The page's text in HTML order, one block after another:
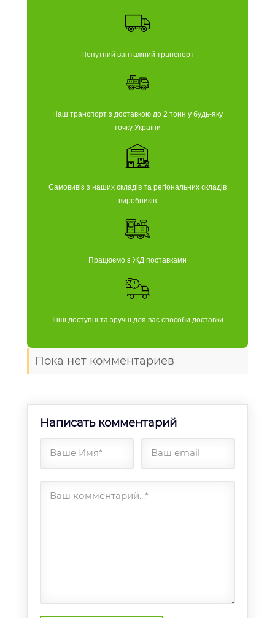
Попутний вантажний транспорт
Наш транспорт з доставкою до 2 тонн у будь-яку
точку України
Самовивіз з наших складів та регіональних складів
виробників
Працюємо з ЖД поставками
Інші доступні та зручні для вас способи доставки
Пока нет комментариев
Написать комментарий
Ваше Имя* Ваш email
Ваш комментарий...*